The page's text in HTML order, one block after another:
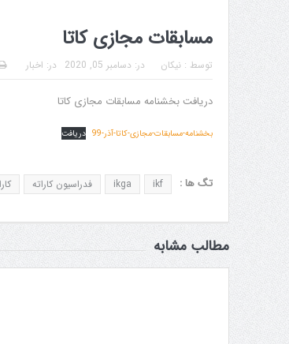
مسابقات مجازی کاتا
توسط :نیکان در: دسامبر 05, 2020 در: اخبار
دریافت بخشنامه مسابقات مجازی کاتا
بخشنامه-مسابقات-مجازی-کاتا-آذر-99 دریافت
تگ ها : ikf
ikga فدراسیون کاراته
مطالب مشابه